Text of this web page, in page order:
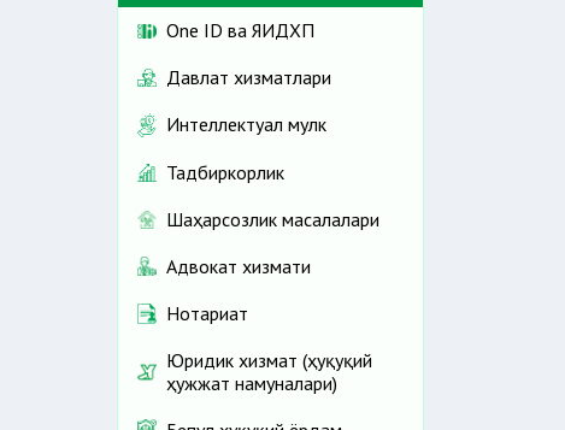
One ID ва ЯИДХП
Давлат хизматлари
Интеллектуал мулк
Тадбиркорлик
Шаҳарсозлик масалалари
Адвокат хизмати
Нотариат
Юридик хизмат (ҳуқуқий
ҳужжат намуналари)